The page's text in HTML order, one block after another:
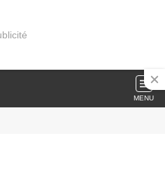
MENU